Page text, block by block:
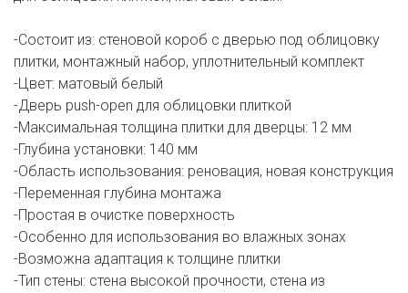
-Состоит из: стеновой короб с дверью под облицовку
плитки, монтажный набор, уплотнительный комплект
-Цвет: матовый белый
-Дверь push-open для облицовки плиткой
-Максимальная толщина плитки для дверцы: 12 мм
-Глубина установки: 140 мм
-Область использования: реновация, новая конструкция
-Переменная глубина монтажа
-Простая в очистке поверхность
-Особенно для использования во влажных зонах
-Возможна адаптация к толщине плитки
-Тип стены: стена высокой прочности, стена из